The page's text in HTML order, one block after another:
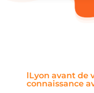
lLyon avant de
connaissance